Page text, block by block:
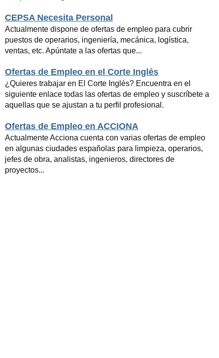
CEPSA Necesita Personal
Actualmente dispone de ofertas de empleo para cubrir
puestos de operarios, ingeniería, mecánica, logística,
ventas, etc. Apúntate a las ofertas que...
Ofertas de Empleo en el Corte Inglés
¿Quieres trabajar en El Corte Inglés? Encuentra en el
siguiente enlace todas las ofertas de empleo y suscríbete a
aquellas que se ajustan a tu perfil profesional.
Ofertas de Empleo en ACCIONA
Actualmente Acciona cuenta con varias ofertas de empleo
en algunas ciudades españolas para limpieza, operarios,
jefes de obra, analistas, ingenieros, directores de
proyectos...